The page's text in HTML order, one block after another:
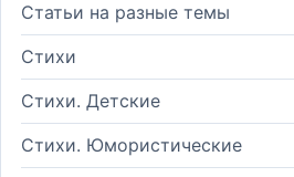
Статьи на разные темы
Стихи
Стихи. Детские
Стихи. Юмористические